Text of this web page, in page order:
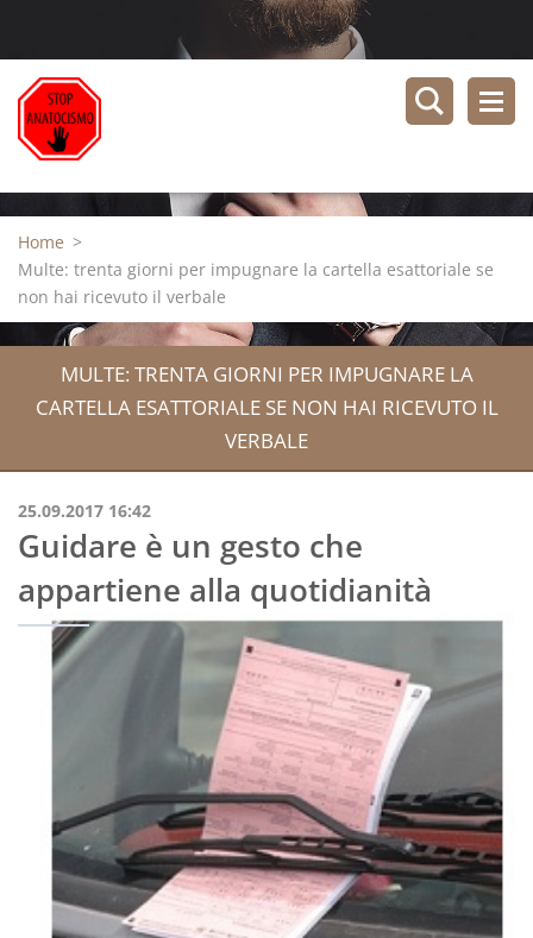
Home >
Multe: trenta giorni per impugnare la cartella esattoriale se
non hai ricevuto il verbale
MULTE: TRENTA GIORNI PER IMPUGNARE LA
CARTELLA ESATTORIALE SE NON HAI RICEVUTO IL
VERBALE
25.09.2017 16:42
Guidare è un gesto che
appartiene alla quotidianità